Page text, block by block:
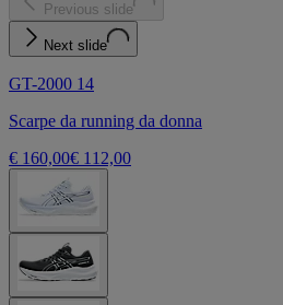
Previous slide
Next slide
GT-2000 14
Scarpe da running da donna
€ 160,00€ 112,00